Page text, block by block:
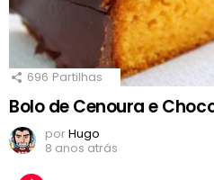
696 Partilhas
Bolo de Cenoura e
porHugo
8 anos atrás